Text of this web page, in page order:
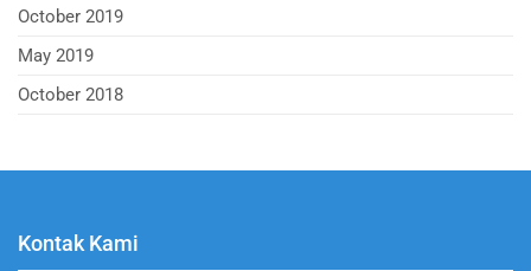
October 2019
May 2019
October 2018
Kontak Kami